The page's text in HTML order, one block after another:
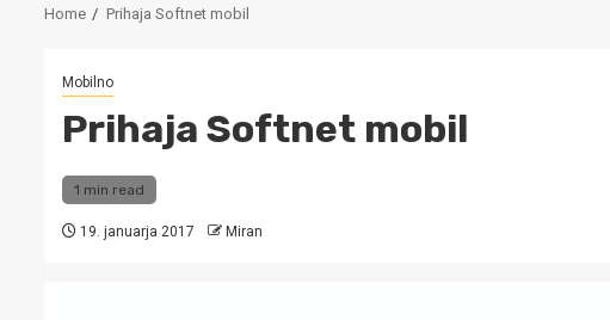
Home Prihaja Softnet mobil
Mobilno
Prihaja Softnet mobil
1 min read
19. januarja 2017 Miran